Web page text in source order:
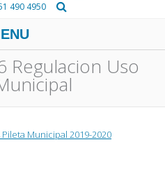
490 4950
Regulacion Uso
Municipal 2019-2020